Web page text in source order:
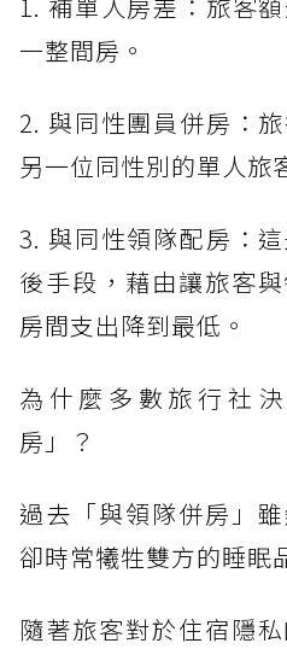
1. 補單人房差：旅客
一整間房。
2. 與同性團員併房：
另一位同性別的單人旅
3. 與同性領隊配房：
後手段，藉由讓旅客
房間支出降到最低。
為什麼多數旅行社
房」？
過去「與領隊併房」
卻時常犧牲雙方的睡眠
隨著旅客對於住宿隱